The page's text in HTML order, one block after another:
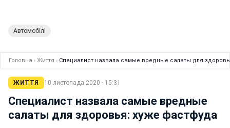
Автомобілі
Головна › Життя › Специалист назвала самые вредные салаты для
ЖИТТЯ 10 листопада 2020 · 15:31
Специалист назвала самые вредные
салаты для здоровья: хуже фастфуда